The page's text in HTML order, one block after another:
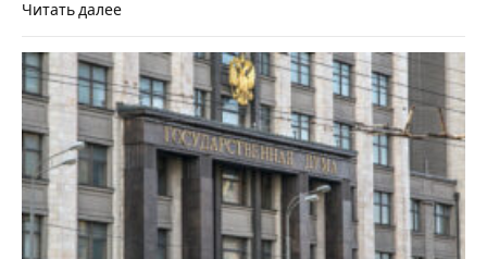
Читать далее